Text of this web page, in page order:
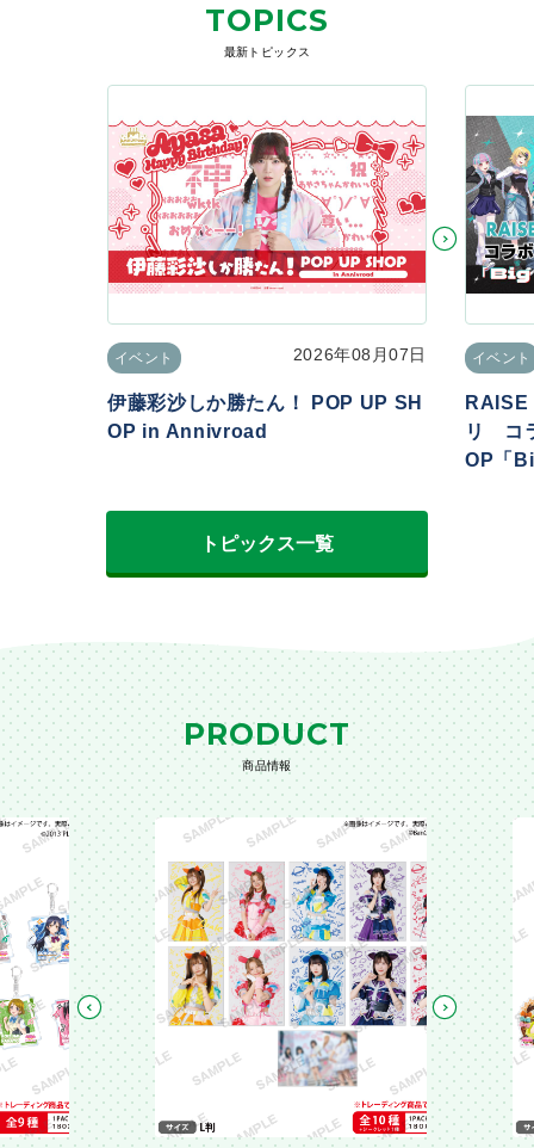
TOPICS
最新トピックス
イベント 2026年08月07日
伊藤彩沙しか勝たん！ POP UP SH
OP in Annivroad
イベント
RAISE
リ コ
OP「
トピックス一覧
PRODUCT
商品情報